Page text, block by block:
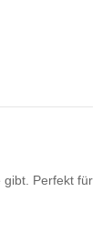
gibt. Perfekt für